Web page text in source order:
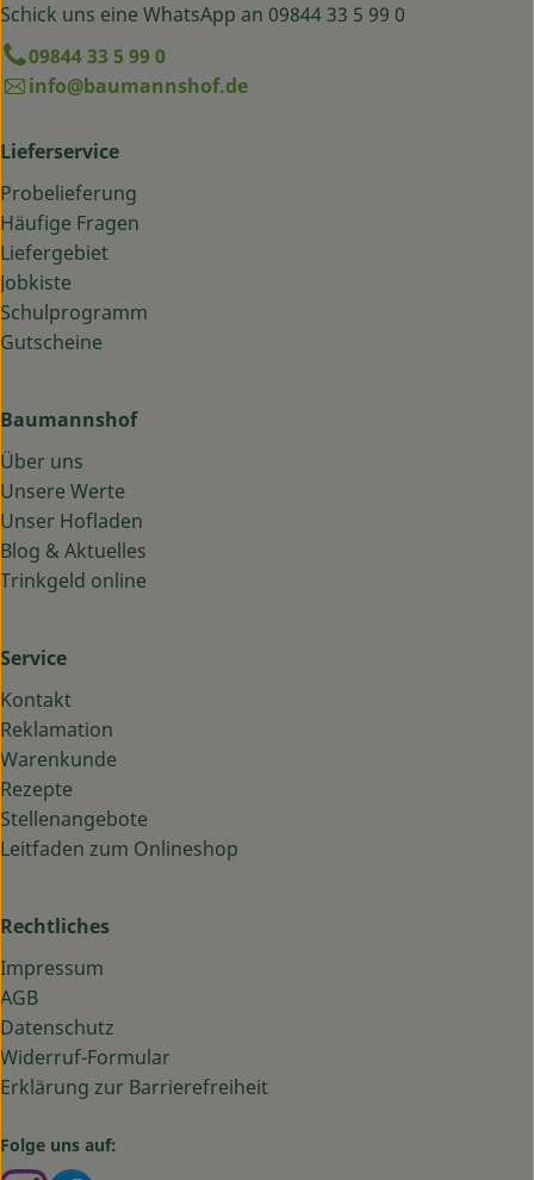
Schick uns eine WhatsApp an 09844 33 5 99 0
09844 33 5 99 0
info@baumannshof.de
Lieferservice
Probelieferung
Häufige Fragen
Liefergebiet
Jobkiste
Schulprogramm
Gutscheine
Baumannshof
Über uns
Unsere Werte
Unser Hofladen
Blog & Aktuelles
Trinkgeld online
Service
Kontakt
Reklamation
Warenkunde
Rezepte
Stellenangebote
Leitfaden zum Onlineshop
Rechtliches
Impressum
AGB
Datenschutz
Widerruf-Formular
Erklärung zur Barrierefreiheit
Folge uns auf: